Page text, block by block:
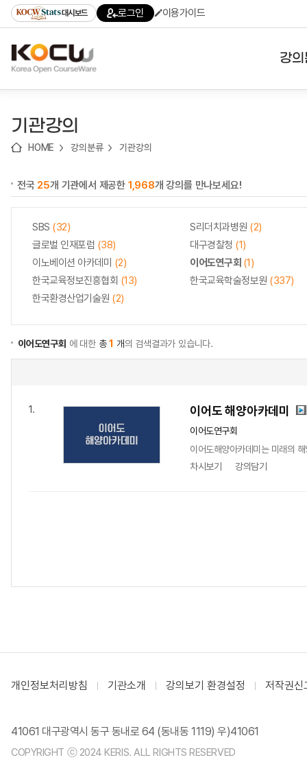
기
기
기
content)
가
대시보드 로그인 이용가이드
강
기관강의
HOME 강의분류 기관강의
전국 25개 기관에서 제공한 1,968개 강의를 만나보세요!
SBS (32) S리더치과병원 (2)
글로벌 인재포럼 (38) 대구경찰청 (1)
이노베이션 아카데미 (2) 이어도연구회 (1)
한국교육정보진흥협회 (13) 한국교육학술정보원 (337)
한국환경산업기술원 (2)
이어도연구회 에 대한총1 개의 검색결과가 있습니다.
1. 이어도 해양아카데미
이어도연구회
이어도해양아카데미는 미래의
차시보기
강의담기
개인정보처리방침 기관소개 강의보기 환경설정 저작권신
41061 대구광역시 동구 동내로 64 (동내동 1119) 우)41061
COPYRIGHT ⓒ 2024 KERIS. ALL RIGHTS RESERVED